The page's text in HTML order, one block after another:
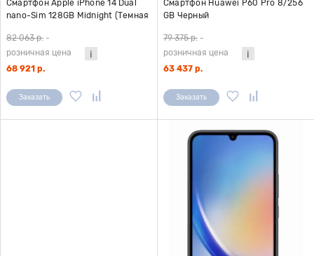
Смартфон Apple iPhone 14 Dual
nano-Sim 128GB Midnight (Темная
82 063 р. -
розничная цена
68 921 р.
Заказать
Смартфон Huawei P60 Pro 8/256
GB Черный
79 375 р. -
розничная цена
63 437 р.
Заказать